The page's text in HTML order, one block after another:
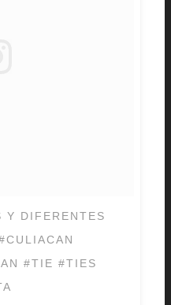
Y DIFERENTES
#TIE #TIES